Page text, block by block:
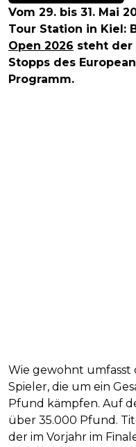
Vom 29. bis 31. Mai
Tour Station in Kiel:
Open 2026 steht der
Stopps des
Programm.
Wie gewohnt umfasst
Spieler, die um ein
Pfund kämpfen. Auf
über 35.000 Pfund.
der im Vorjahr im